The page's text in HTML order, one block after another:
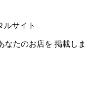
ルサイト
なたのお店を 掲載しま